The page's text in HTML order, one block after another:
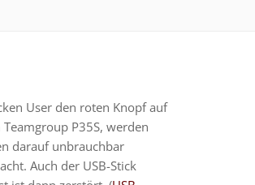
User den roten Knopf auf
Teamgroup P35S, werden
darauf unbrauchbar
Auch der USB-Stick